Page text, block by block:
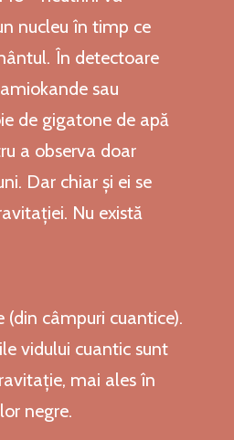
nucleu în timp ce
În detectoare
sau
de gigatone de apă
a observa doar
Dar chiar și ei se
Nu există
(din câmpuri cuantice).
vidului cuantic sunt
mai ales în
negre.